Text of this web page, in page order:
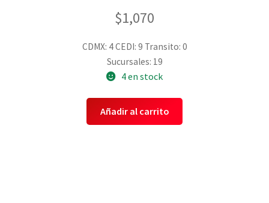
$1,070
CDMX: 4CEDI: 9 Transito: 0
Sucursales: 19
4 en stock
Añadir al carrito